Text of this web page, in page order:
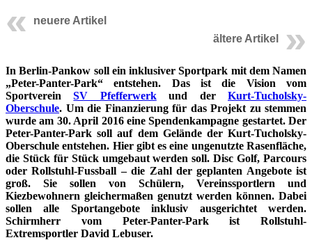
neuere Artikel
ältere Artikel
In Berlin-Pankow soll ein inklusiver Sportpark mit dem Namen
„Peter-Panter-Park“ entstehen. Das ist die Vision vom
SportvereinSV Pfefferwerkund derKurt-Tucholsky-
Oberschule. Um die Finanzierung für das Projekt zu stemmen
wurde am 30. April 2016 eine Spendenkampagne gestartet. Der
Peter-Panter-Park soll auf dem Gelände der Kurt-Tucholsky-
Oberschule entstehen. Hier gibt es eine ungenutzte Rasenfläche,
die Stück für Stück umgebaut werden soll. Disc Golf, Parcours
oder Rollstuhl-Fussball – die Zahl der geplanten Angebote ist
groß. Sie sollen von Schülern, Vereinssportlern und
Kiezbewohnern gleichermaßen genutzt werden können. Dabei
sollen alle Sportangebote inklusiv ausgerichtet werden.
Schirmherr vom Peter-Panter-Park ist Rollstuhl-
Extremsportler David Lebuser.